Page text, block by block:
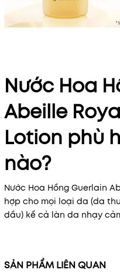
Nước Hoa
Abeille
Lotion phù
nào?
Nước Hoa Hồng Guerlain
hợp cho mọi loại da (da
dầu) kể cả làn da nhạy
SẢN PHẨM LIÊN QUAN